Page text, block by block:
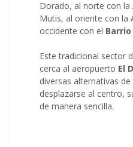
Dorado, al norte con la
Mutis, al oriente con la
occidente con el Barrio
Este tradicional sector
cerca al aeropuerto El
diversas alternativas
desplazarse al centro,
de manera sencilla.